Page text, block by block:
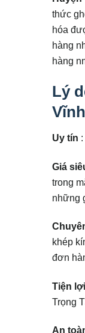
thức
hóa
hàng
hàng
Lý
Uy tín
Giá
trong
những
khép
đơn
Tiện lợi
Trọng
An